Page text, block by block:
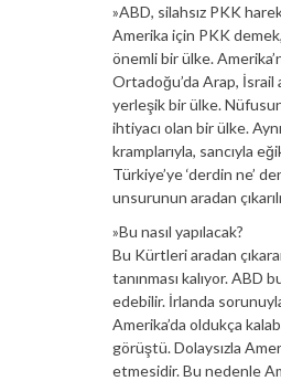
»ABD, silahsız PKK
Amerika için PKK
önemli bir ülke.
Ortadoğu’da Arap, İsrail
yerleşik bir ülke.
ihtiyacı olan bir ülke.
kramplarıyla, sancıyla
Türkiye’ye ‘derdin ne’
unsurunun aradan
»Bu nasıl yapılacak?
Bu Kürtleri aradan
tanınması kalıyor. ABD
edebilir. İrlanda
Amerika’da oldukça
görüştü. Dolaysızla
etmesidir. Bu nedenle